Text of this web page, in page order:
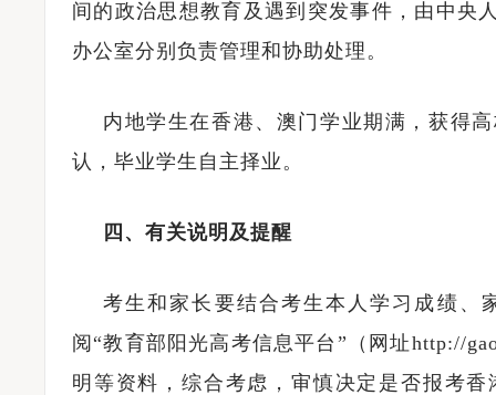
间的政治思想教育及遇到突发事件，由中央
办公室分别负责管理和协助处理。
内地学生在香港、澳门学业期满，获得
认，毕业学生自主择业。
四、有关说明及提醒
考生和家长要结合考生本人学习成绩、
阅“教育部阳光高考信息平台”（网址http://
明等资料，综合考虑，审慎决定是否报考